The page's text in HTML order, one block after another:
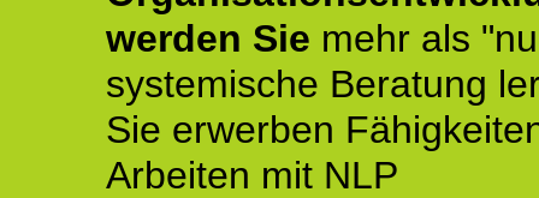
werden Sie mehr als
systemische Beratung
Sie erwerben
Arbeiten mit NLP